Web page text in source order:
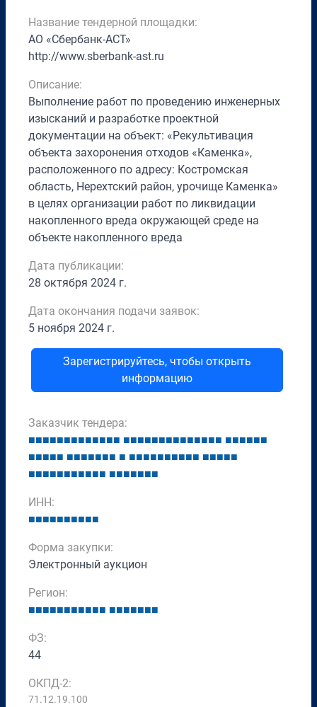
Название тендерной площадки:
АО «Сбербанк-АСТ»
http://www.sberbank-ast.ru
Описание:
Выполнение работ по проведению инженерных
изысканий и разработке проектной
документации на объект: «Рекультивация
объекта захоронения отходов «Каменка»,
расположенного по адресу: Костромская
область, Нерехтский район, урочище Каменка»
в целях организации работ по ликвидации
накопленного вреда окружающей среде на
объекте накопленного вреда
Дата публикации:
28 октября 2024 г.
Дата окончания подачи заявок:
5 ноября 2024 г.
Зарегистрируйтесь, чтобы открыть
информацию
Заказчик тендера:
■■■■■■■■■■■■■ ■■■■■■■■■■■■■■ ■■■■■■
■■■■■ ■■■■■■■ ■ ■■■■■■■■■■ ■■■■■
■■■■■■■■■■■ ■■■■■■■
ИНН:
■■■■■■■■■■
Форма закупки:
Электронный аукцион
Регион:
■■■■■■■■■■■ ■■■■■■■
ФЗ:
44
ОКПД-2:
71.12.19.100